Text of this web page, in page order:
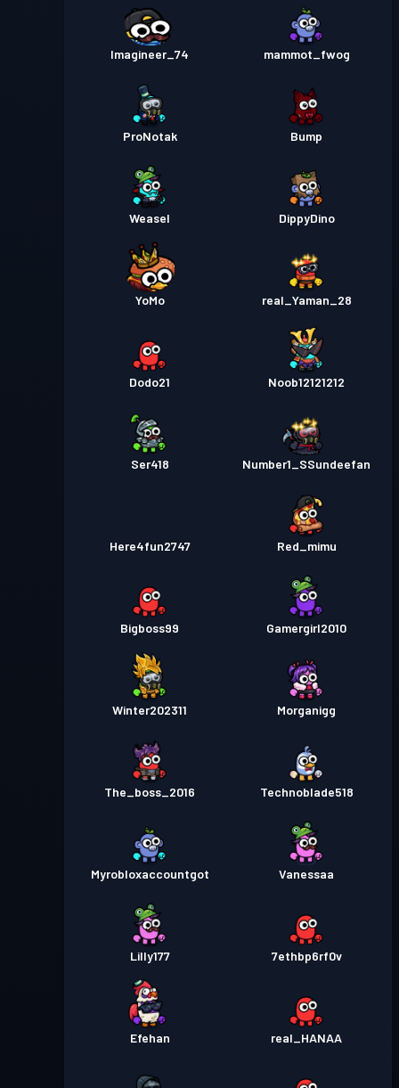
Imagineer_74 mammot_fwog
ProNotak Bump
Weasel DippyDino
YoMo real_Yaman_28
Dodo21 Noob12121212
Ser418 Number1_SSundeefan
Here4fun2747 Red_mimu
Bigboss99 Gamergirl2010
Winter202311 Morganigg
The_boss_2016 Technoblade518
Myrobloxaccountgot Vanessaa
Lilly177 7ethbp6rf0v
Efehan real_HANAA